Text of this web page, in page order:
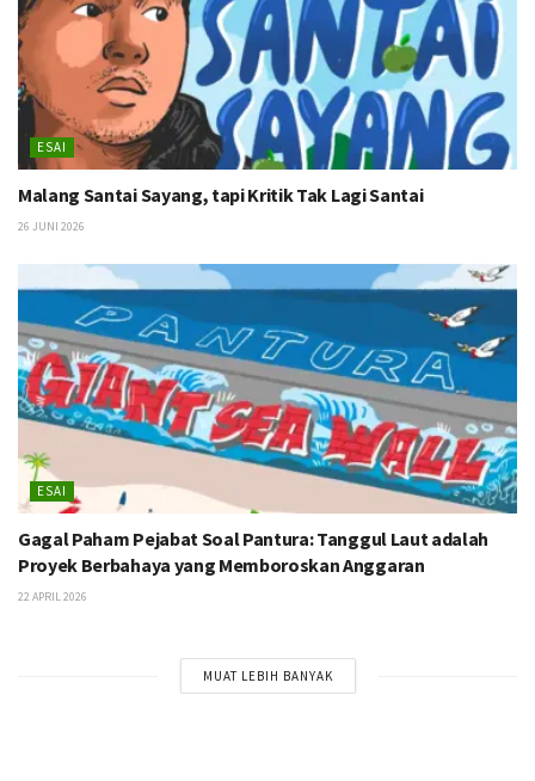
ESAI
Malang Santai Sayang, tapi Kritik Tak Lagi Santai
26 JUNI 2026
ESAI
Gagal Paham Pejabat Soal Pantura: Tanggul Laut adalah
Proyek Berbahaya yang Memboroskan Anggaran
22 APRIL 2026
MUAT LEBIH BANYAK